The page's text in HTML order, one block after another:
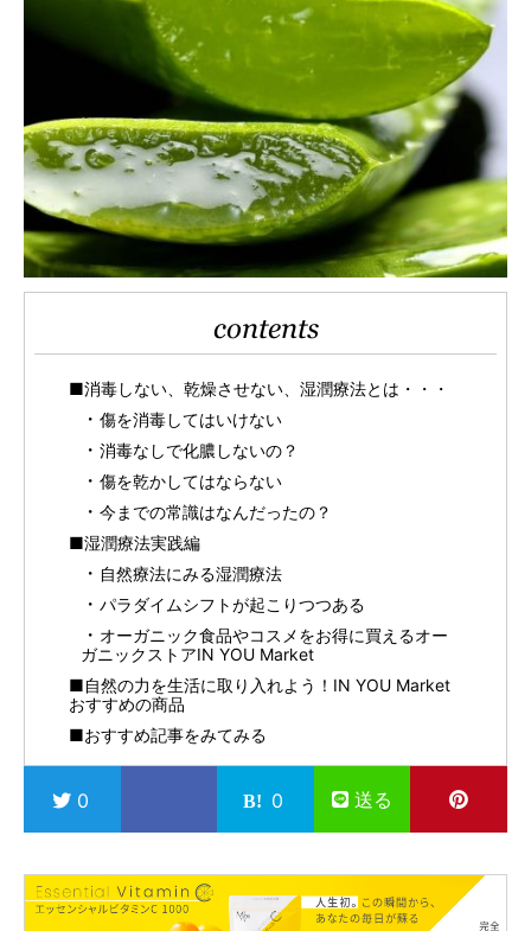
contents
■消毒しない、乾燥させない、湿潤療法とは・・・
傷を消毒してはいけない
消毒なしで化膿しないの？
傷を乾かしてはならない
今までの常識はなんだったの？
■湿潤療法実践編
自然療法にみる湿潤療法
パラダイムシフトが起こりつつある
オーガニック食品やコスメをお得に買えるオー
ガニックストアIN YOU Market
■自然の力を生活に取り入れよう！IN YOU Market
おすすめの商品
■おすすめ記事をみてみる
0 0 送る